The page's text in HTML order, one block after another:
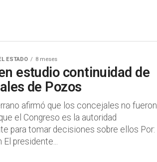
ESTADO 8 meses
estudio continuidad de
de Pozos
afirmó que los concejales no fueron
el Congreso es la autoridad
para tomar decisiones sobre ellos Por:
presidente...